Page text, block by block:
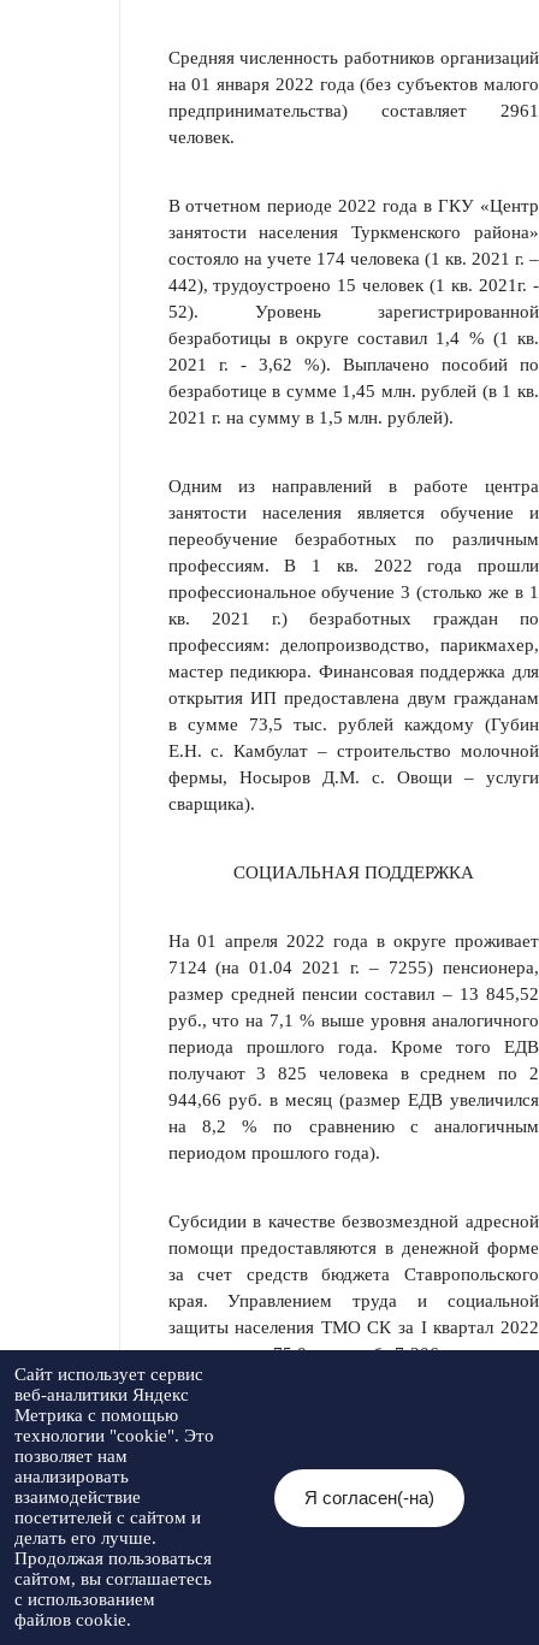
Средняя численность работников организаций
на 01 января 2022 года (без субъектов малого
предпринимательства) составляет 2961
человек.
В отчетном периоде 2022 года в ГКУ «Центр
занятости населения Туркменского района»
состояло на учете 174 человека (1 кв. 2021 г. –
442), трудоустроено 15 человек (1 кв. 2021г. -
52). Уровень зарегистрированной
безработицы в округе составил 1,4 % (1 кв.
2021 г. - 3,62 %). Выплачено пособий по
безработице в сумме 1,45 млн. рублей (в 1 кв.
2021 г. на сумму в 1,5 млн. рублей).
Одним из направлений в работе центра
занятости населения является обучение и
переобучение безработных по различным
профессиям. В 1 кв. 2022 года прошли
профессиональное обучение 3 (столько же в 1
кв. 2021 г.) безработных граждан по
профессиям: делопроизводство, парикмахер,
мастер педикюра. Финансовая поддержка для
откры­тия ИП предоставлена двум гражданам
в сумме 73,5 тыс. рублей каждому (Губин
Е.Н. с. Камбулат – строительство молочной
фермы, Носыров Д.М. с. Овощи – услуги
сварщика).
СОЦИАЛЬНАЯ ПОДДЕРЖКА
На 01 апреля 2022 года в округе проживает
7124 (на 01.04 2021 г. – 7255) пенсионера,
размер сред­ней пенсии составил – 13 845,52
руб., что на 7,1 % выше уровня аналогичного
пе­риода прошлого года. Кроме того ЕДВ
получают 3 825 человека в среднем по 2
944,66 руб. в месяц (размер ЕДВ увеличился
на 8,2 % по сравнению с аналогич­ным
периодом прошлого года).
Субсидии в качестве безвозмездной адресной
помощи предоставляются в денежной форме
за счет средств бюджета Ставропольского
края. Управлением труда и социальной
защиты населения ТМО СК за I квартал 2022
г. выплачено 75,0 млн. руб. 7 306 получателю
(по отноше­нию к уровню анализируемого
периода 2021 года на 1825 получателей
меньше).
ИСПОЛНЕНИЕ БЮДЖЕТА
В бюджет Туркменского муниципального
Сайт использует сервис
веб-аналитики Яндекс
Метрика с помощью
технологии "cookie". Это
позволяет нам
анализировать
взаимодействие
посетителей с сайтом и
делать его лучше.
Продолжая пользоваться
сайтом, вы соглашаетесь
с использованием
файлов cookie.
Я согласен(-на)